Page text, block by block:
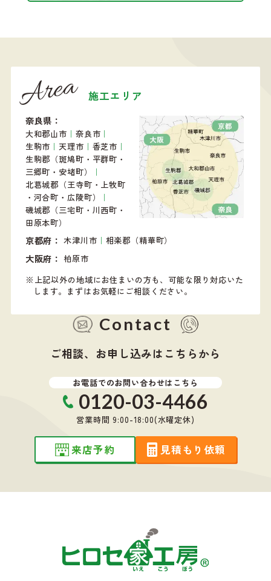
Area 施工エリア
奈良県
大和郡山市 ｜ 奈良市 ｜
生駒市 ｜ 天理市 ｜ 香芝市 ｜
生駒郡（斑鳩町・平群町・
三郷町・安堵町）
｜
北葛城郡（王寺町・上牧町
・河合町・広陵町）
｜
磯城郡（三宅町・川西町・
田原本町）
京都府 木津川市 ｜ 相楽郡（精華町）
大阪府
柏原市
上記以外の地域にお住まいの方も、可能な限り対応いた
します。 まずはお気軽にご相談ください。
Contact
ご相談、お申し込みはこちらから
お電話でのお問い合わせはこちら
0120-03-4466
営業時間 9:00-18:00(水曜定休)
来店予約 見積もり依頼